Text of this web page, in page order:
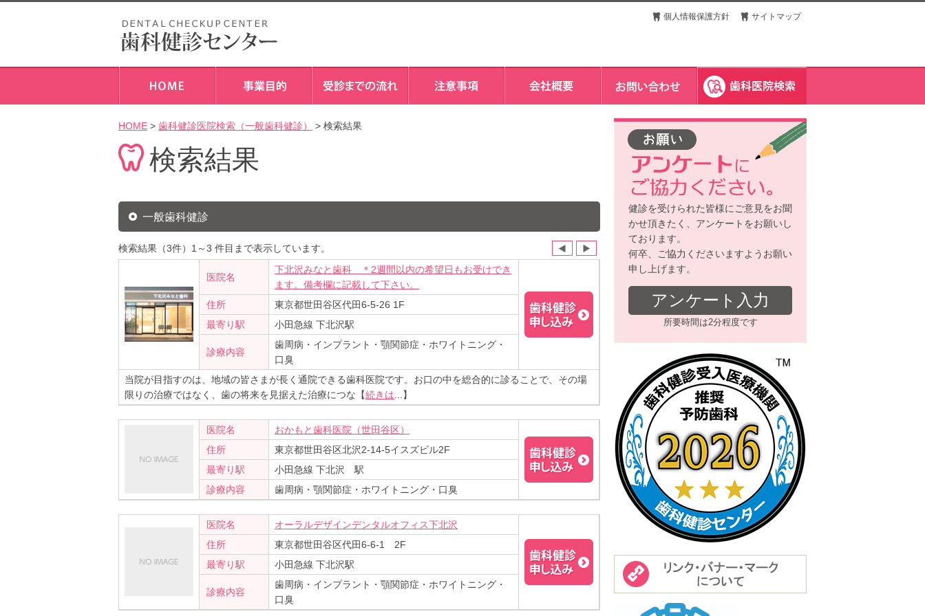
個人情報保護方針 サイトマップ
HOME > 歯科健診医院検索（一般歯科健診） > 検索結果
検索結果
一般歯科健診
検索結果（3件）1～3 件目まで表示しています。
医院名
下北沢みなと歯科 ＊2週間以内の希望日もお受けでき
ます。備考欄に記載して下さい。
住所
東京都世田谷区代田6-5-26 1F
最寄り駅
小田急線 下北沢駅
診療内容
歯周病・インプラント・顎関節症・ホワイトニング・
口臭
当院が目指すのは、地域の皆さまが長く通院できる歯科医院です。お口の中を総合的に診ることで、その場
限りの治療ではなく、歯の将来を見据えた治療につな【続きは...】
医院名
おかもと歯科医院（世田谷区）
住所
東京都世田谷区北沢2-14-5イスズビル2F
最寄り駅
小田急線 下北沢 駅
診療内容
歯周病・顎関節症・ホワイトニング・口臭
医院名
オーラルデザインデンタルオフィス下北沢
住所
東京都世田谷区代田6-6-1 2F
最寄り駅
小田急線 下北沢駅
診療内容
歯周病・インプラント・顎関節症・ホワイトニング・
口臭
健診を受けられた皆様にご意見をお聞
かせ頂きたく、アンケートをお願いし
ております。
何卒、ご協力くださいますようお願い
申し上げます。
アンケート入力
所要時間は2分程度です